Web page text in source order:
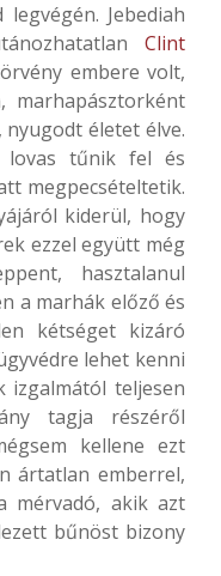
legvégén. Jebediah
Clint
embere volt,
marhapásztorként
életet élve.
lovas tűnik fel és
megpecsételtetik.
kiderül, hogy
ezzel együtt még
hasztalanul
a marhák előző és
kétséget kizáró
lehet kenni
izgalmától teljesen
tagja részéről
kellene ezt
ártatlan emberrel,
mérvadó, akik azt
bűnöst bizony